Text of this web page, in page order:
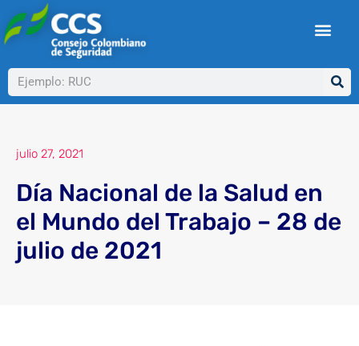
al
contenido
Buscar
julio 27, 2021
Día Nacional de la Salud en
el Mundo del Trabajo – 28 de
julio de 2021